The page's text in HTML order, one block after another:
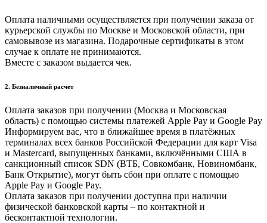
Оплата наличными осуществляется при получении заказа от
курьерской службы по Москве и Московской области, при
самовывозе из магазина. Подарочные сертификаты в этом
случае к оплате не принимаются.
Вместе с заказом выдается чек.
2. Безналичный расчет
Оплата заказов при получении (Москва и Московская
область) с помощью системы платежей Apple Pay и Google Pay
Информируем вас, что в ближайшее время в платёжных
терминалах всех банков Российской Федерации для карт Visa
и Masterсard, выпущенных банками, включёнными США в
санкционный список SDN (ВТБ, Совкомбанк, Новиномбанк,
Банк Открытие), могут быть сбои при оплате с помощью
Apple Pay и Google Pay.
Оплата заказов при получении доступна при наличии
физической банковской карты – по контактной и
бесконтактной технологии.